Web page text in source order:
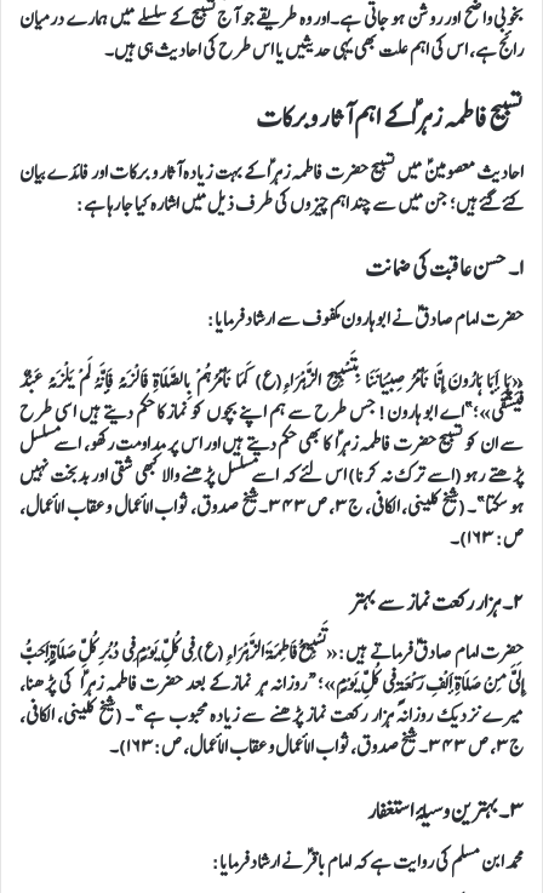
بخوبی واضح اور روشن ہو جاتی ہے۔اور وہ طریقے جو آج تسبیح کے سلسلے میں ہمارے درمیان
رائج ہے، اس کی اہم علت بھی یہی حدیثیں یا اس طرح کی احادیث ہی ہیں۔
تسبیح فاطمہ زہراؑ کے اہم آثار و برکات
احادیث معصومینؑ میں تسبیح حضرت فاطمہ زہراؑ کے بہت زیادہ آثار و برکات اور فائدے بیان
کئے گئے ہیں؛ جن میں سے چند اہم چیزوں کی طرف ذیل میں اشارہ کیا جا رہا ہے:
۱۔ حسن عاقبت کی ضمانت
حضرت امام صادقؑ نے ابو ہارون مکفوف سے ارشاد فرمایا:
«یَا أَبَا هَارُونَ إِنَّا نَأْمُرُ صِبْيَانَنَا بِتَسْبِيحِ الزَّهْرَاءِ(ع) كَمَا نَأْمُرُهُمْ بِالصَّلَاةِ فَالْزَمْهُ فَإِنَّهُ لَمْ يَلْزَمْهُ عَبْدٌ
فَيَشْقَى»؛”اے ابو ہارون! جس طرح سے ہم اپنے بچوں کو نماز کا حکم دیتے ہیں اسی طرح
سے ان کو تسبیح حضرت فاطمہ زہراؑ کا بھی حکم دیتے ہیں اور اس پر مداومت رکھو، اسے مسلسل
پڑھتے رہو (اسے ترک نہ کرنا) اس لئے کہ اسے مسلسل پڑھنے والا کبھی شقی اور بدبخت نہیں
ہو سکتا”۔ (شیخ کلینی، الکافی، ج۳، ص۳۴۳۔شیخ صدوق، ثواب الأعمال و عقاب الأعمال،
ص: ۱۶۳)۔
۲۔ ہزار رکعت نماز سے بہتر
حضرت امام صادقؑ فرماتے ہیں:«تَسْبِيحُ فَاطِمَةَ الزَّهْرَاءِ (ع) فِي كُلِّ يَوْمٍ فِي دُبُرِ كُلِّ صَلَاةٍ أَحَبُّ
إِلَيَّ مِنْ صَلَاةِ أَلْفِ رَكْعَةٍ فِي كُلِّ يَوْمٍ»؛ “روزانہ ہر نماز کے بعد حضرت فاطمہ زہراؑ کی پڑھنا،
میرے نزدیک روزانہ ہزار رکعت نماز پڑھنے سے زیادہ محبوب ہے”۔ (شیخ کلینی، الکافی،
ج۳، ص ۳۴۳۔ شیخ صدوق، ثواب الأعمال و عقاب الأعمال، ص:۱۶۳)۔
۳۔بہترین وسیلۂ استغفار
محمد ابن مسلم کی روایت ہے کہ امام باقر ؑ نے ارشاد فرمایا: